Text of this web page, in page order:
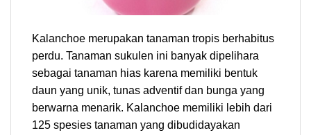
Kalanchoe merupakan tanaman tropis berhabitus
perdu. Tanaman sukulen ini banyak dipelihara
sebagai tanaman hias karena memiliki bentuk
daun yang unik, tunas adventif dan bunga yang
berwarna menarik. Kalanchoe memiliki lebih dari
125 spesies tanaman yang dibudidayakan